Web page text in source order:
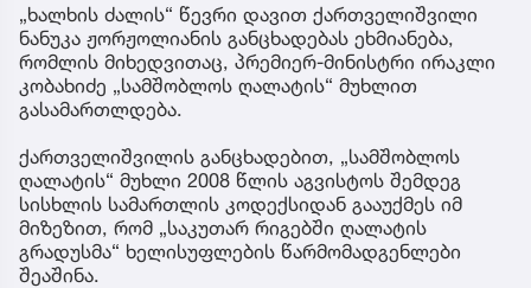
„ხალხის ძალის“ წევრი დავით ქართველიშვილი
ნანუკა ჟორჟოლიანის განცხადებას ეხმიანება,
რომლის მიხედვითაც, პრემიერ-მინისტრი ირაკლი
კობახიძე „სამშობლოს ღალატის“ მუხლით
გასამართლდება.
ქართველიშვილის განცხადებით, „სამშობლოს
ღალატის“ მუხლი 2008 წლის აგვისტოს შემდეგ
სისხლის სამართლის კოდექსიდან გააუქმეს იმ
მიზეზით, რომ „საკუთარ რიგებში ღალატის
გრადუსმა“ ხელისუფლების წარმომადგენლები
შეაშინა.